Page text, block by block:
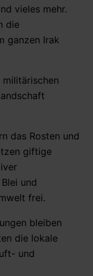
vieles mehr.
die
ganzen Irak
das Rosten und
giftige
und
frei.
bleiben
die lokale
und